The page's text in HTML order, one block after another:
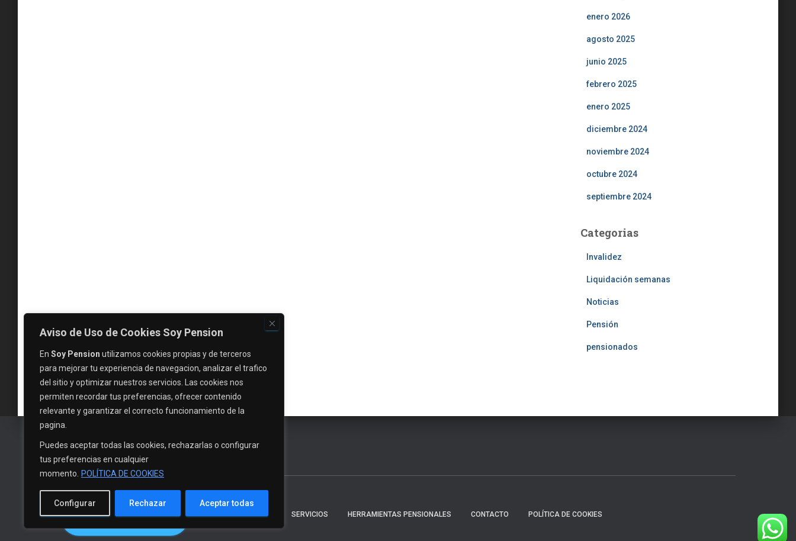
Aviso de Uso de Cookies Soy Pension
En Soy Pension utilizamos cookies propias y de terceros
para mejorar tu experiencia de navegacion, analizar el trafico
del sitio y optimizar nuestros servicios. Las cookies nos
permiten recordar tus preferencias, ofrecer contenido
relevante y garantizar el correcto funcionamiento de la
pagina.
Puedes aceptar todas las cookies, rechazarlas o configurar
tus preferencias en cualquier
momento.
POLÍTICA DE COOKIES
Configurar Rechazar Aceptar todas
enero 2026
agosto 2025
junio 2025
febrero 2025
enero 2025
diciembre 2024
noviembre 2024
octubre 2024
septiembre 2024
Categorias
Invalidez
Liquidación semanas
Noticias
Pensión
pensionados
EVALUAR MI CASO INICIO NOTICIAS SERVICIOS HERRAMIENTAS PENSIONALES CONTACTO POLÍTICA DE COOKIES